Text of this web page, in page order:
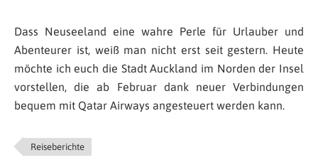
Dass Neuseeland eine wahre Perle für Urlauber und
Abenteurer ist, weiß man nicht erst seit gestern. Heute
möchte ich euch die Stadt Auckland im Norden der Insel
vorstellen, die ab Februar dank neuer Verbindungen
bequem mit Qatar Airways angesteuert werden kann.
Reiseberichte